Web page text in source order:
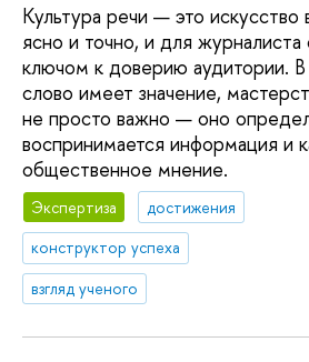
Культура речи — это
ясно и точно, и для журналиста
ключом к доверию аудитории.
слово имеет значение,
не просто важно — оно
воспринимается информация и
общественное мнение.
Экспертиза
достижения
конструктор успеха
взгляд ученого